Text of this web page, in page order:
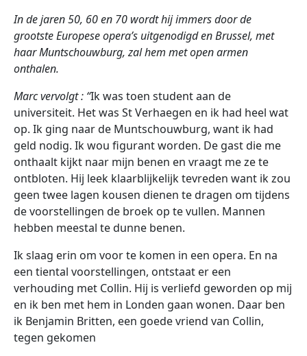
In de jaren 50, 60 en 70 wordt hij immers door de
grootste Europese opera’s uitgenodigd en Brussel, met
haar Muntschouwburg, zal hem met open armen
onthalen.
Marc vervolgt : “Ik was toen student aan de
universiteit. Het was St Verhaegen en ik had heel wat
op. Ik ging naar de Muntschouwburg, want ik had
geld nodig. Ik wou figurant worden. De gast die me
onthaalt kijkt naar mijn benen en vraagt me ze te
ontbloten. Hij leek klaarblijkelijk tevreden want ik zou
geen twee lagen kousen dienen te dragen om tijdens
de voorstellingen de broek op te vullen. Mannen
hebben meestal te dunne benen.
Ik slaag erin om voor te komen in een opera. En na
een tiental voorstellingen, ontstaat er een
verhouding met Collin. Hij is verliefd geworden op mij
en ik ben met hem in Londen gaan wonen. Daar ben
ik Benjamin Britten, een goede vriend van Collin,
tegen gekomen